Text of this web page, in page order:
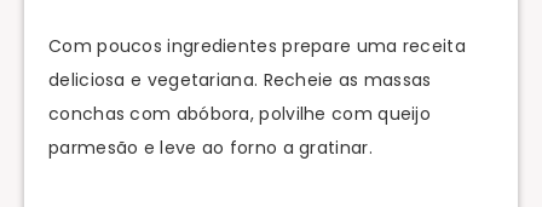
Com poucos ingredientes prepare uma receita
deliciosa e vegetariana. Recheie as massas
conchas com abóbora, polvilhe com queijo
parmesão e leve ao forno a gratinar.